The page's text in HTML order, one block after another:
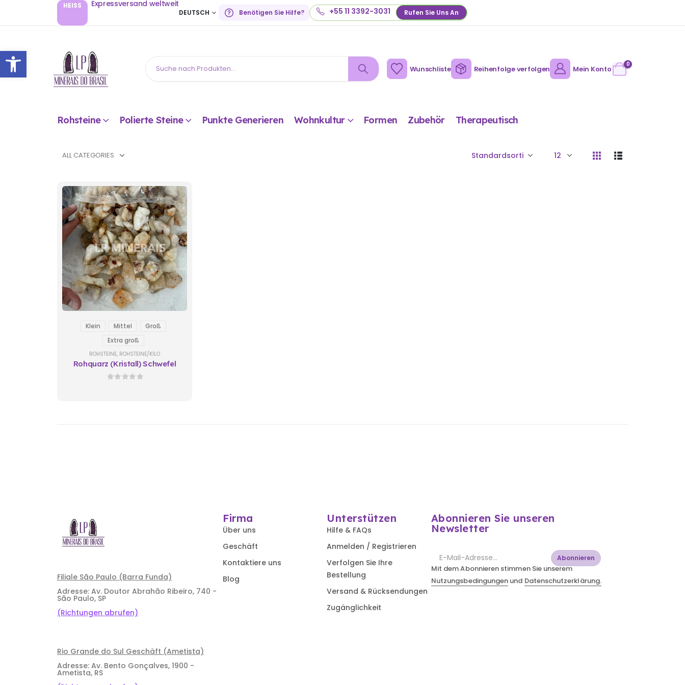
Open toolbar
HEISS Expressversand weltweit
DEUTSCH Benötigen Sie Hilfe? +55 11 3392-3031 Rufen Sie Uns An
Wunschliste Reihenfolge verfolgen Mein Konto
0
Rohsteine Polierte Steine Punkte Generieren Wohnkultur Formen Zubehör Therapeutisch
ALL CATEGORIES
Klein Mittel
Groß
Extra groß
ROHSTEINE, ROHSTEINE/KILO
Rohquarz (Kristall) Schwefel
Filiale São Paulo (Barra Funda)
Adresse: Av. Doutor Abrahão Ribeiro, 740 -
São Paulo, SP
(Richtungen abrufen)
Rio Grande do Sul Geschäft (Ametista)
Adresse: Av. Bento Gonçalves, 1900 -
Ametista, RS
Firma
Über uns
Geschäft
Kontaktiere uns
Blog
Unterstützen
Hilfe & FAQs
Anmelden / Registrieren
Verfolgen Sie Ihre
Bestellung
Versand & Rücksendungen
Zugänglichkeit
Abonnieren Sie unseren
Newsletter
Abonnieren
Mit dem Abonnieren stimmen Sie unserem
Nutzungsbedingungen und Datenschutzerklärung.